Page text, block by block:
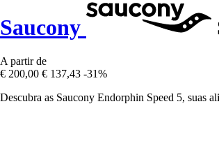
Saucony
A partir de
€ 200,00 € 137,43 -31%
Descubra as Saucony Endorphin Speed 5, suas